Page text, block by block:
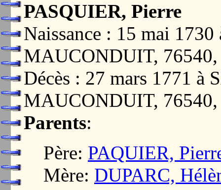
PASQUIER, Pierre
Naissance : 15 mai
MAUCONDUIT,
Décès : 27 mars 1771 à
MAUCONDUIT,
Parents:
Père: PAQUIER,
Mère: DUPARC,